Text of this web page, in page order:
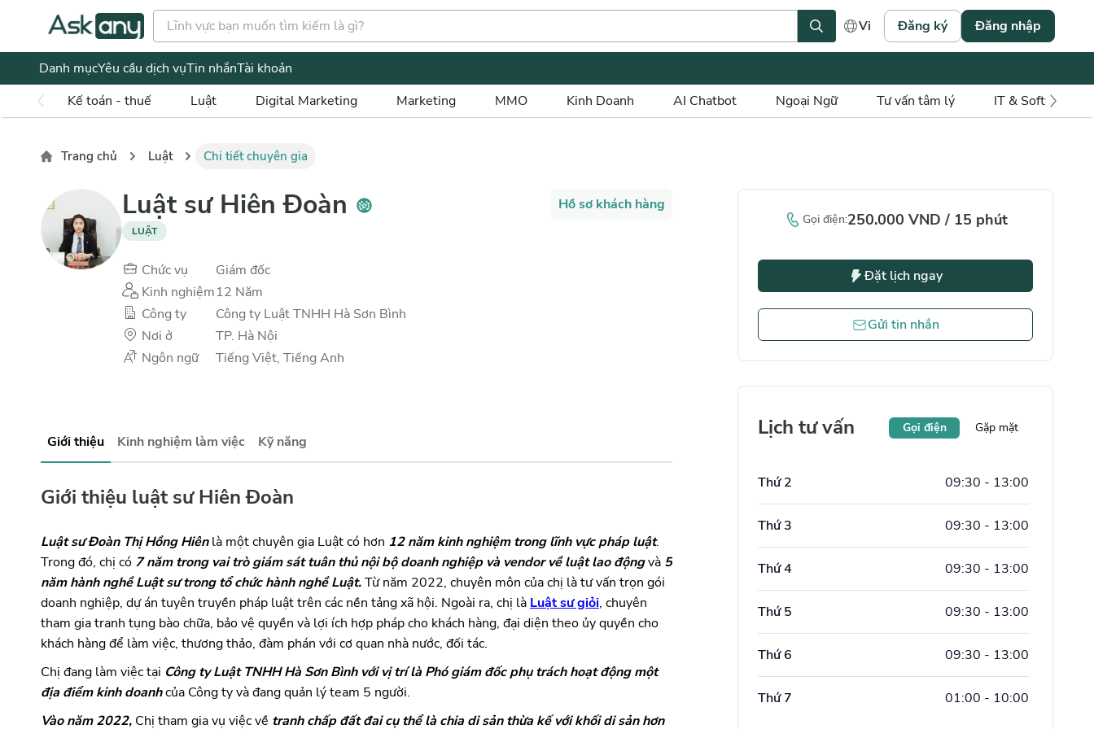
Vi Đăng ký Đăng nhập
Danh mụcYêu cầu dịch vụTin nhắnTài khoản
Kế toán - thuế
Luật Digital Marketing Marketing MMO Kinh Doanh AI Chatbot Ngoại Ngữ Tư vấn tâm lý IT & Software
Trang chủ Luật Chi tiết chuyên gia
Luật sư Hiên Đoàn Hồ sơ khách hàng
LUẬT
Chức vụ
Giám đốc
Kinh nghiệm12 Năm
Công ty
Công ty Luật TNHH Hà Sơn Bình
Nơi ở
TP. Hà Nội
Ngôn ngữ
Tiếng Việt, Tiếng Anh
Giới thiệu Kinh nghiệm làm việc Kỹ năng
Giới thiệu luật sư Hiên Đoàn
Luật sư Đoàn Thị Hồng Hiên là một chuyên gia Luật có hơn 12 năm kinh nghiệm trong lĩnh vực pháp luật.
Trong đó, chị có 7 năm trong vai trò giám sát tuân thủ nội bộ doanh nghiệp và vendor về luật lao động và 5
năm hành nghề Luật sư trong tổ chức hành nghề Luật. Từ năm 2022, chuyên môn của chị là tư vấn trọn gói
doanh nghiệp, dự án tuyên truyền pháp luật trên các nền tảng xã hội. Ngoài ra, chị là Luật sư giỏi, chuyên
tham gia tranh tụng bào chữa, bảo vệ quyền và lợi ích hợp pháp cho khách hàng, đại diện theo ủy quyền cho
khách hàng để làm việc, thương thảo, đàm phán với cơ quan nhà nước, đối tác.
Chị đang làm việc tại Công ty Luật TNHH Hà Sơn Bình với vị trí là Phó giám đốc phụ trách hoạt động một
địa điểm kinh doanh của Công ty và đang quản lý team 5 người.
Vào năm 2022, Chị tham gia vụ việc về tranh chấp đất đai cụ thể là chia di sản thừa kế với khối di sản hơn
Gọi điện:250.000 VND / 15 phút
Đặt lịch ngay
Gửi tin nhắn
Lịch tư vấn Gọi điện Gặp mặt
Thứ 2 09:30 - 13:00
Thứ 3 09:30 - 13:00
Thứ 4 09:30 - 13:00
Thứ 5 09:30 - 13:00
Thứ 6 09:30 - 13:00
Thứ 7 01:00 - 10:00